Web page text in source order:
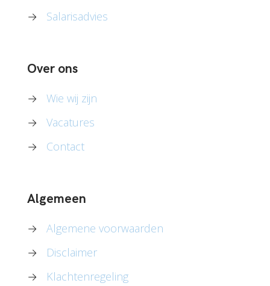
→
Salarisadvies
Over ons
→
Wie wij zijn
→
Vacatures
→
Contact
Algemeen
→
Algemene voorwaarden
→
Disclaimer
→
Klachtenregeling